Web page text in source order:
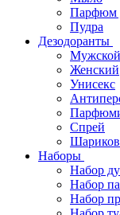
Парфюм
Пудра
Дезодоранты
Мужской
Женский
Унисекс
Спрей
Наборы
Набор
Набор
Набор